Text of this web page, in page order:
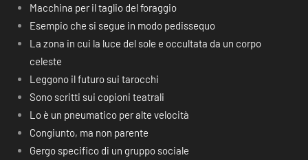
Macchina per il taglio del foraggio
Esempio che si segue in modo pedissequo
La zona in cui la luce del sole e occultata da un corpo
celeste
Leggono il futuro sui tarocchi
Sono scritti sui copioni teatrali
Lo è un pneumatico per alte velocità
Congiunto, ma non parente
Gergo specifico di un gruppo sociale